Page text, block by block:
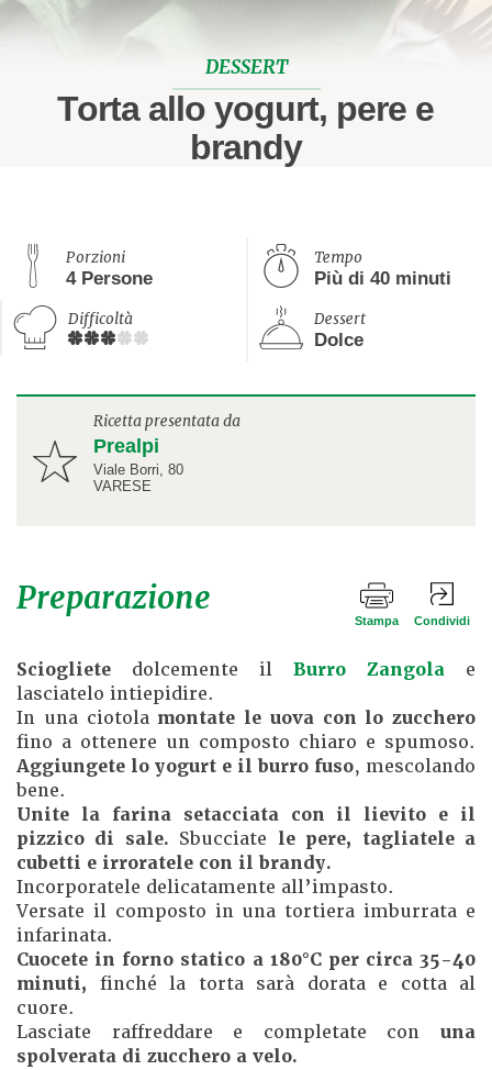
DESSERT
Torta allo yogurt, pere e
brandy
Porzioni
4 Persone
Tempo
Più di 40 minuti
Difficoltà Dessert
Dolce
Ricetta presentata da
Prealpi
Viale Borri, 80
VARESE
Preparazione
Stampa Condividi
Sciogliete dolcemente il Burro Zangola e
lasciatelo intiepidire.
In una ciotola montate le uova con lo zucchero
fino a ottenere un composto chiaro e spumoso.
Aggiungete lo yogurt e il burro fuso, mescolando
bene.
Unite la farina setacciata con il lievito e il
pizzico di sale. Sbucciate le pere, tagliatele a
cubetti e irroratele con il brandy.
Incorporatele delicatamente all’impasto.
Versate il composto in una tortiera imburrata e
infarinata.
Cuocete in forno statico a 180°C per circa 35-40
minuti, finché la torta sarà dorata e cotta al
cuore.
Lasciate raffreddare e completate con una
spolverata di zucchero a velo.